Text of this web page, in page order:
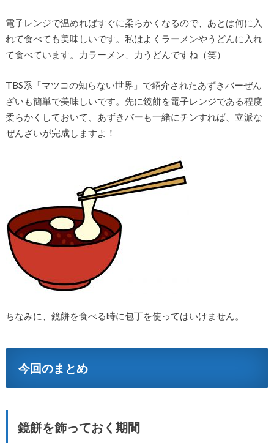
電子レンジで温めればすぐに柔らかくなるので、あとは何に入
れて食べても美味しいです。私はよくラーメンやうどんに入れ
て食べています。力ラーメン、力うどんですね（笑）
TBS系「マツコの知らない世界」で紹介されたあずきバーぜん
ざいも簡単で美味しいです。先に鏡餅を電子レンジである程度
柔らかくしておいて、あずきバーも一緒にチンすれば、立派な
ぜんざいが完成しますよ！
ちなみに、鏡餅を食べる時に包丁を使ってはいけません。
今回のまとめ
鏡餅を飾っておく期間